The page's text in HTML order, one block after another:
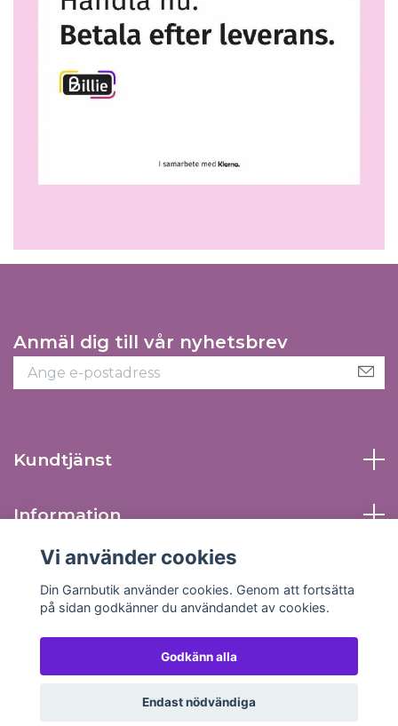
Anmäl dig till vår nyhetsbrev
Kundtjänst
Information
Sociala medier
© 2026 Din Garnbutik
Vi använder cookies
Din Garnbutik använder cookies. Genom att fortsätta
på sidan godkänner du användandet av cookies.
Godkänn alla
Endast nödvändiga